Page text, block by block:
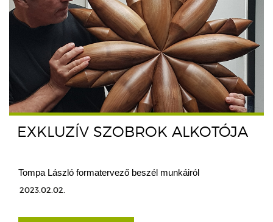
EXKLUZÍV SZOBROK ALKOTÓJA
Tompa László formatervező beszél munkáiról
2023.02.02.